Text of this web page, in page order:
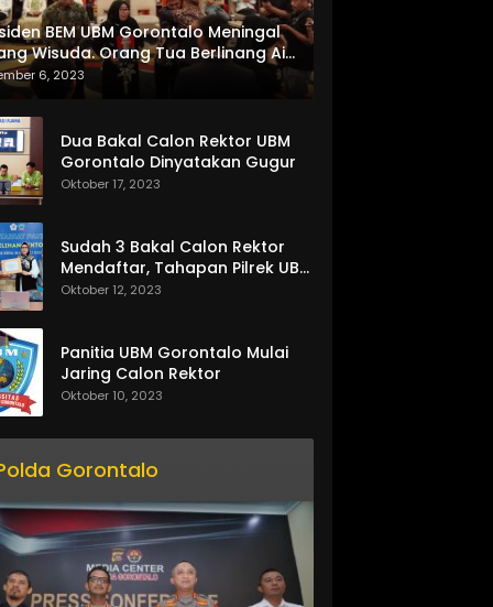
BEM UBM Gorontalo Meningal
Wisuda. Orang Tua Berlinang Air
Menerima SKL dan Pemasangan
6, 2023
Dua Bakal Calon Rektor UBM
Gorontalo Dinyatakan Gugur
Oktober 17, 2023
Sudah 3 Bakal Calon Rektor
Mendaftar, Tahapan Pilrek UBM
Gorontalo Makin Seru
Oktober 12, 2023
Panitia UBM Gorontalo Mulai
Jaring Calon Rektor
Oktober 10, 2023
Gorontalo